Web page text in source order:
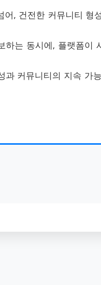
, 건전한 커뮤니티 형
는 동시에, 플랫폼이
커뮤니티의 지속 가